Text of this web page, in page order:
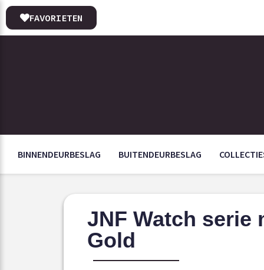
FAVORIETEN
BINNENDEURBESLAG BUITENDEURBESLAG
JNF Watch serie
Gold